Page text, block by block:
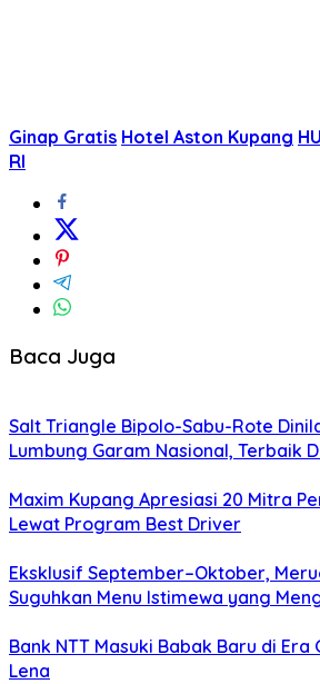
Ginap Gratis Hotel Aston Kupang
RI
Baca Juga
Salt Triangle Bipolo-Sabu-Rote
Lumbung Garam Nasional, Terbaik
Maxim Kupang Apresiasi 20 Mitra
Lewat Program Best Driver
Eksklusif September–Oktober,
Suguhkan Menu Istimewa yang
Bank NTT Masuki Babak Baru di Era
Lena